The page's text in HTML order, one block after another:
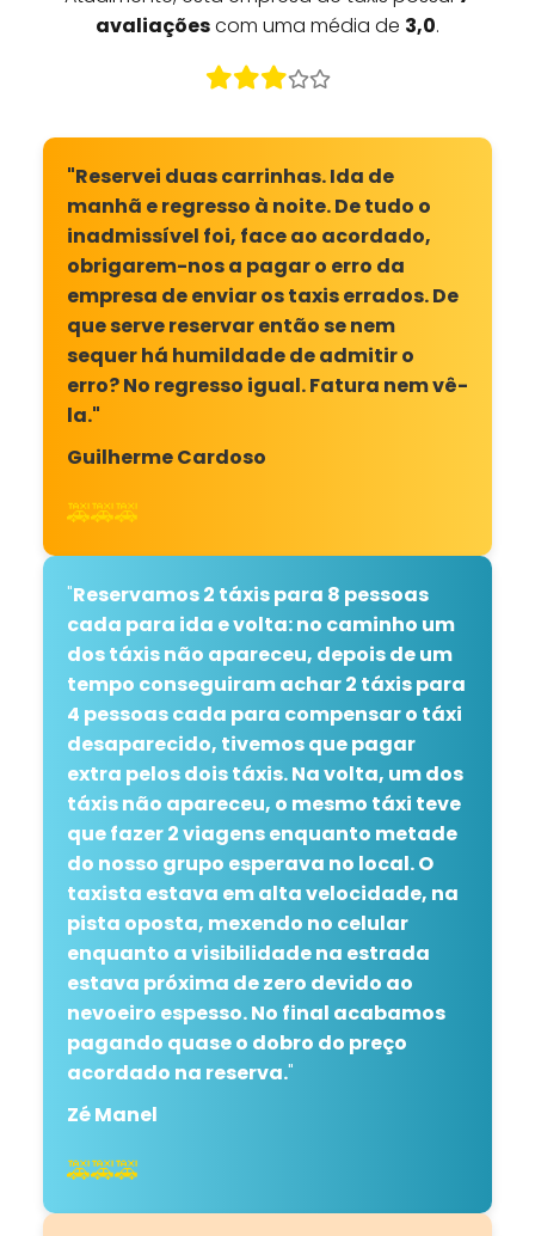
avaliaçõescom uma média de 3,0.
"Reservei duas carrinhas. Ida de
manhã e regresso à noite. De tudo o
inadmissível foi, face ao acordado,
obrigarem-nos a pagar o erro da
empresa de enviar os taxis errados. De
que serve reservar então se nem
sequer há humildade de admitir o
erro? No regresso igual. Fatura nem vê-
la."
Guilherme Cardoso
🚕🚕🚕
"Reservamos 2 táxis para 8 pessoas
cada para ida e volta: no caminho um
dos táxis não apareceu, depois de um
tempo conseguiram achar 2 táxis para
4 pessoas cada para compensar o táxi
desaparecido, tivemos que pagar
extra pelos dois táxis. Na volta, um dos
táxis não apareceu, o mesmo táxi teve
que fazer 2 viagens enquanto metade
do nosso grupo esperava no local. O
taxista estava em alta velocidade, na
pista oposta, mexendo no celular
enquanto a visibilidade na estrada
estava próxima de zero devido ao
nevoeiro espesso. No final acabamos
pagando quase o dobro do preço
acordado na reserva."
Zé Manel
🚕🚕🚕